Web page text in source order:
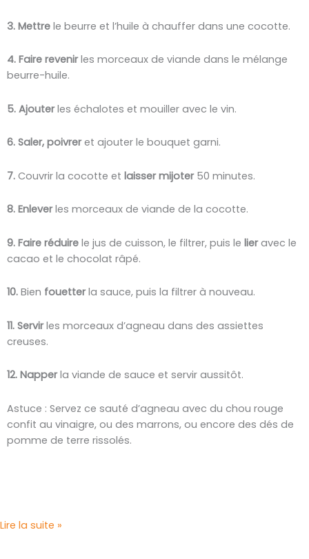
3. Mettre le beurre et l’huile à chauffer dans une cocotte.
4. Faire revenirles morceaux de viande dans le mélange
beurre-huile.
5. Ajouterles échalotes et mouiller avec le vin.
6. Saler, poivreret ajouter le bouquet garni.
7. Couvrir la cocotte et laisser mijoter50 minutes.
8. Enleverles morceaux de viande de la cocotte.
9. Faire réduire le jus de cuisson, le filtrer, puis le lieravec le
cacao et le chocolat râpé.
10. Bien fouetterla sauce, puis la filtrer à nouveau.
11. Servirles morceaux d’agneau dans des assiettes
creuses.
12. Napperla viande de sauce et servir aussitôt.
Astuce : Servez ce sauté d’agneau avec du chou rouge
confit au vinaigre, ou des marrons, ou encore des dés de
pomme de terre rissolés.
Lire la suite »